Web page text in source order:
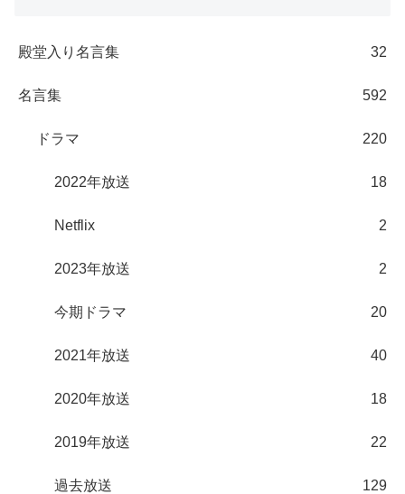
殿堂入り名言集 32
名言集 592
ドラマ 220
2022年放送 18
Netflix 2
2023年放送 2
今期ドラマ 20
2021年放送 40
2020年放送 18
2019年放送 22
過去放送 129